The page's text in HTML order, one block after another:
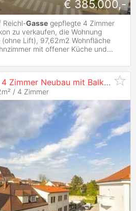
€ 385.000,-
Reichl-Gasse gepflegte 4 Zimmer
zu verkaufen, die Wohnung
Lift), 97,62m2 Wohnfläche
mit offener Küche und...
Zimmer Neubau mit Balkon in Zentrumslage
/ 4 Zimmer